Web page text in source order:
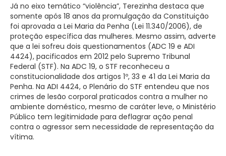
Já no eixo temático “violência”, Terezinha destaca que
somente após 18 anos da promulgação da Constituição
foi aprovada a Lei Maria da Penha (Lei 11.340/2006), de
proteção específica das mulheres. Mesmo assim, adverte
que a lei sofreu dois questionamentos (ADC 19 e ADI
4424), pacificados em 2012 pelo Supremo Tribunal
Federal (STF). Na ADC 19, o STF reconheceu a
constitucionalidade dos artigos 1º, 33 e 41 da Lei Maria da
Penha. Na ADI 4424, o Plenário do STF entendeu que nos
crimes de lesão corporal praticados contra a mulher no
ambiente doméstico, mesmo de caráter leve, o Ministério
Público tem legitimidade para deflagrar ação penal
contra o agressor sem necessidade de representação da
vítima.